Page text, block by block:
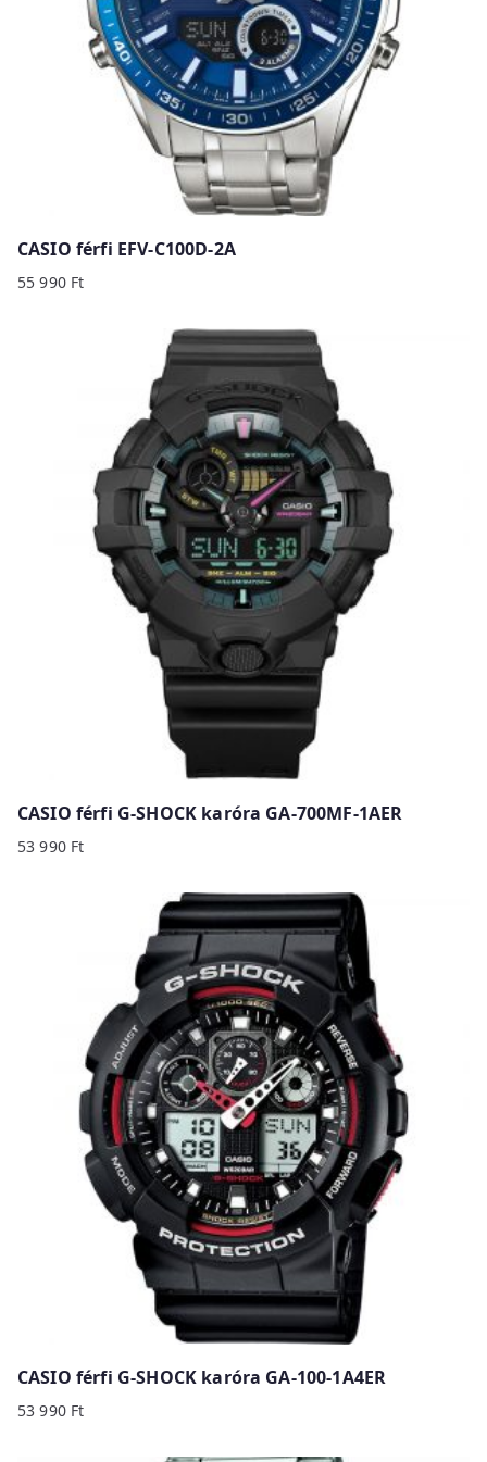
CASIO férfi EFV-C100D-2A
55 990 Ft
CASIO férfi G-SHOCK karóra GA-700MF-1AER
53 990 Ft
CASIO férfi G-SHOCK karóra GA-100-1A4ER
53 990 Ft